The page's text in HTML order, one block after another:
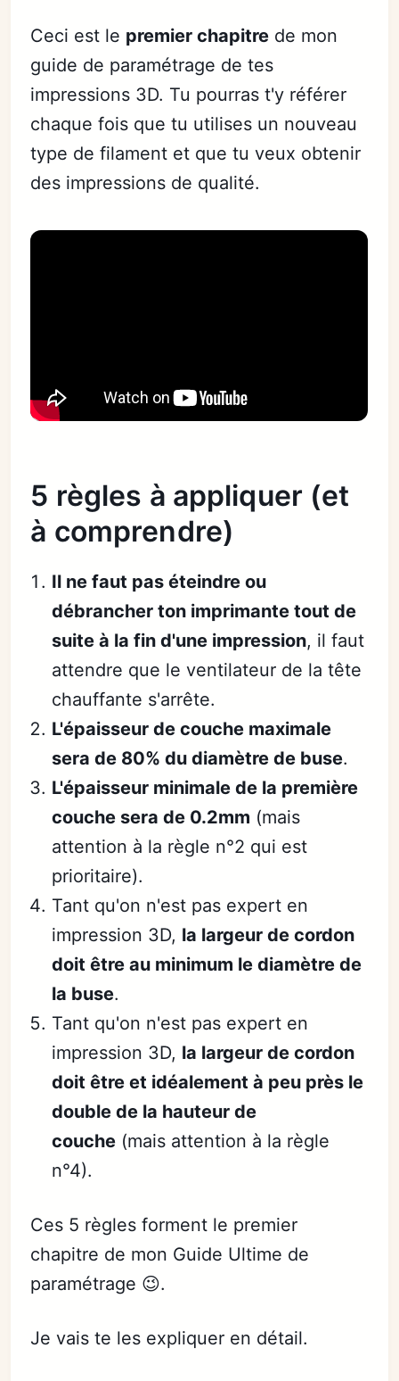
Ceci est le premier chapitre de mon
guide de paramétrage de tes
impressions 3D. Tu pourras t'y référer
chaque fois que tu utilises un nouveau
type de filament et que tu veux obtenir
des impressions de qualité.
5 règles à appliquer (et
à comprendre)
Il ne faut pas éteindre ou
débrancher ton imprimante tout de
suite à la fin d'une impression, il faut
attendre que le ventilateur de la tête
chauffante s'arrête.
L'épaisseur de couche maximale
sera de 80% du diamètre de buse.
L'épaisseur minimale de la première
couche sera de 0.2mm (mais
attention à la règle n°2 qui est
prioritaire).
Tant qu'on n'est pas expert en
impression 3D, la largeur de cordon
doit être au minimum le diamètre de
la buse.
Tant qu'on n'est pas expert en
impression 3D, la largeur de cordon
doit être et idéalement à peu près le
double de la hauteur de
couche (mais attention à la règle
n°4).
Ces 5 règles forment le premier
chapitre de mon Guide Ultime de
paramétrage 😉.
Je vais te les expliquer en détail.